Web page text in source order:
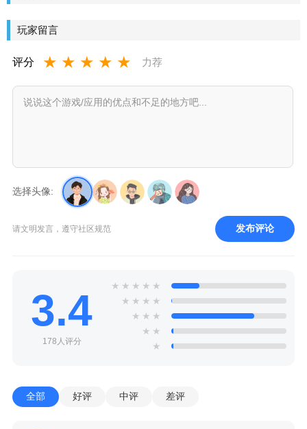
新版
玩家留言
评分 ★ ★ ★ ★ ★ 力荐
选择头像:
请文明发言，遵守社区规范 发布评论
3.4
178人评分
★ ★ ★ ★ ★
★ ★ ★ ★
★ ★ ★
★ ★
★
全部 好评 中评 差评